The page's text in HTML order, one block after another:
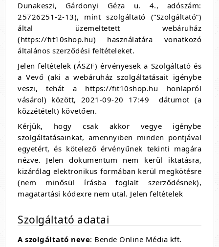
Dunakeszi, Gárdonyi Géza u. 4., adószám:
25726251-2-13), mint szolgáltató (“Szolgáltató”)
által üzemeltetett webáruház
(https://fit10shop.hu) használatára vonatkozó
általános szerződési feltételeket.
Jelen feltételek (ÁSZF) érvényesek a Szolgáltató és
a Vevő (aki a webáruház szolgáltatásait igénybe
veszi, tehát a https://fit10shop.hu honlapról
vásárol) között, 2021-09-20 17:49 dátumot (a
közzétételt) követően.
Kérjük, hogy csak akkor vegye igénybe
szolgáltatásainkat, amennyiben minden pontjával
egyetért, és kötelező érvényűnek tekinti magára
nézve. Jelen dokumentum nem kerül iktatásra,
kizárólag elektronikus formában kerül megkötésre
(nem minősül írásba foglalt szerződésnek),
magatartási kódexre nem utal. Jelen feltételek
Szolgáltató adatai
A szolgáltató neve: Bende Online Média kft.